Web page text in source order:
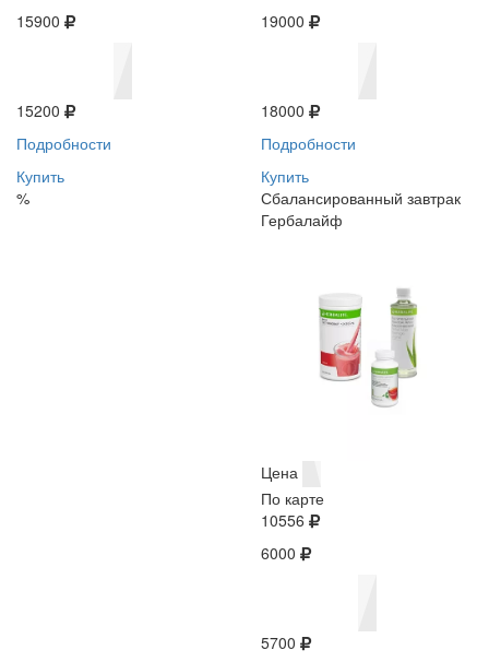
15900
15200
Подробности
Купить
%
19000
18000
Подробности
Купить
Сбалансированный завтрак
Гербалайф
Цена
По карте
10556
6000
5700